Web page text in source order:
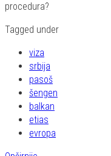
procedura?
Tagged under
viza
srbija
pasoš
šengen
balkan
etias
evropa